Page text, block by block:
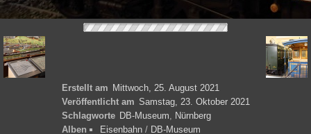
Erstellt am Mittwoch, 25. August 2021
Veröffentlicht am Samstag, 23. Oktober 2021
Schlagworte DB-Museum, Nürnberg
Alben
Eisenbahn / DB-Museum